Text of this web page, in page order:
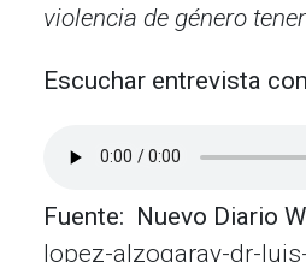
violencia de género
Escuchar entrevista
Fuente: Nuevo Diario
lopez-alzogaray-dr-